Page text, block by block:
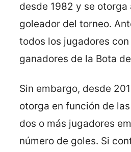
desde 1982 y se otorga
goleador del torneo.
todos los jugadores
ganadores de la Bota
Sin embargo, desde
otorga en función de
dos o más jugadores
número de goles. Si